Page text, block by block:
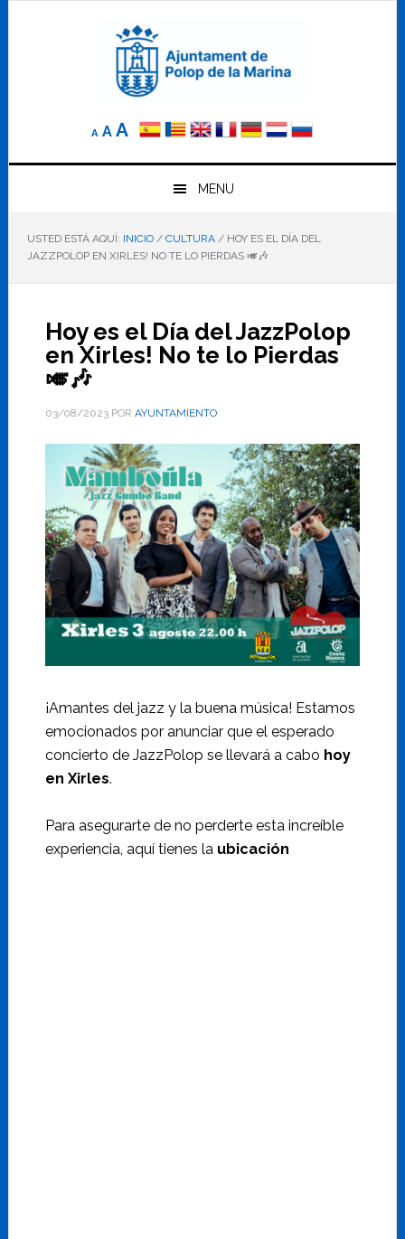
A
Reducir
elA Tamaño
AAumentar
el
tamaño
letra
MENU
USTED ESTÁ AQUÍ: INICIO / CULTURA /HOY ES EL DÍA DEL
JAZZPOLOP EN XIRLES! NO TE LO PIERDAS 🎺🎶
Hoy es el Día del JazzPolop
en Xirles! No te lo Pierdas
🎺🎶
03/08/2023POR AYUNTAMIENTO
¡Amantes del jazz y la buena música! Estamos
emocionados por anunciar que el esperado
concierto de JazzPolop se llevará a cabo hoy
en Xirles.
Para asegurarte de no perderte esta increíble
experiencia, aquí tienes la ubicación